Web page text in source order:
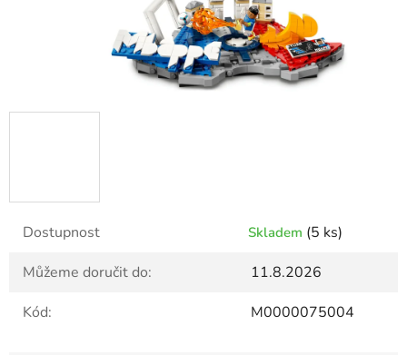
Dostupnost Skladem (5 ks)
Můžeme doručit do:
11.8.2026
Kód:
M0000075004